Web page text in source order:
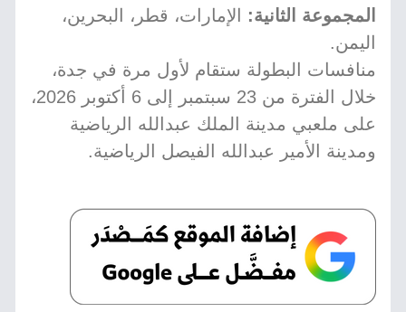
المجموعة الثانية: الإمارات، قطر، البحرين،
اليمن.
منافسات البطولة ستقام لأول مرة في جدة،
خلال الفترة من 23 سبتمبر إلى 6 أكتوبر 2026،
على ملعبي مدينة الملك عبدالله الرياضية
ومدينة الأمير عبدالله الفيصل الرياضية.